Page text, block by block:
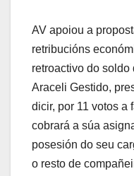
AV apoiou a
retribucións
retroactivo do
Araceli Gestido,
dicir, por 11 votos a
cobrará a súa
posesión do seu
o resto de